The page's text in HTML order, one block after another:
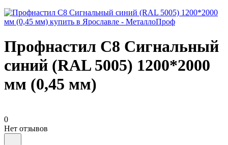
Профнастил С8 Сигнальный
синий (RAL 5005) 1200*2000
мм (0,45 мм)
0
Нет отзывов